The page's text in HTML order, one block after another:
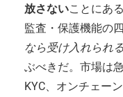
放さないことにあ
監査・保護機能の
なら受け入れられる
ぶべきだ。市場は
KYC、オンチェー